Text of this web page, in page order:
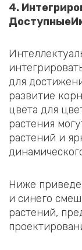
4.
Доступные
для
развитие
цвета для
растения
растений и
Ниже
и синего
растений,